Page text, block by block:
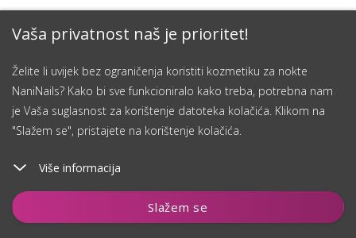
Vaša privatnost naš je prioritet!
Želite li uvijek bez ograničenja koristiti kozmetiku za nokte
NaniNails? Kako bi sve funkcioniralo kako treba, potrebna nam
je Vaša suglasnost za korištenje datoteka kolačića. Klikom na
"Slažem se", pristajete na korištenje kolačića.
Više informacija
Slažem se
Dodaj u košaricu